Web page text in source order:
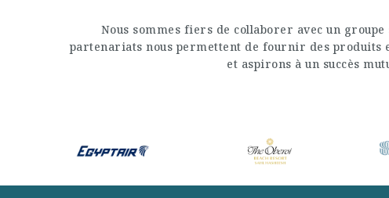
Nous sommes fiers de collaborer avec un
partenariats nous permettent de fournir des produits
et aspirons à un succès